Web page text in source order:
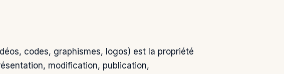
codes, graphismes, logos) est la propriété
modification, publication,